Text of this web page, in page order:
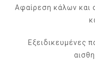
Αφαίρεση κάλων και
Εξειδικευμένες